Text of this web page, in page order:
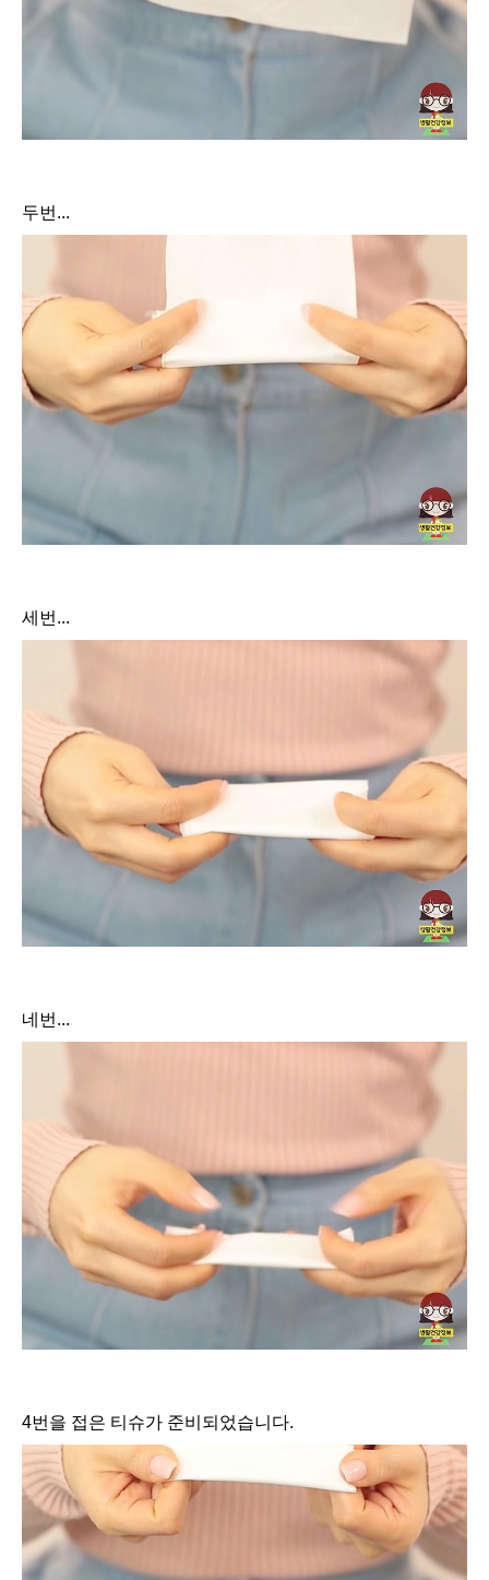
두번...
세번...
네번...
4번을 접은 티슈가 준비되었습니다.